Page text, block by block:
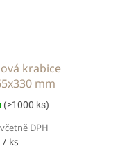
krabice
mm
(>1000 ks)
DPH
/ ks